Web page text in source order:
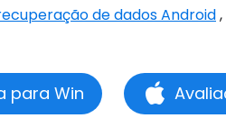
de dados Android
para Win